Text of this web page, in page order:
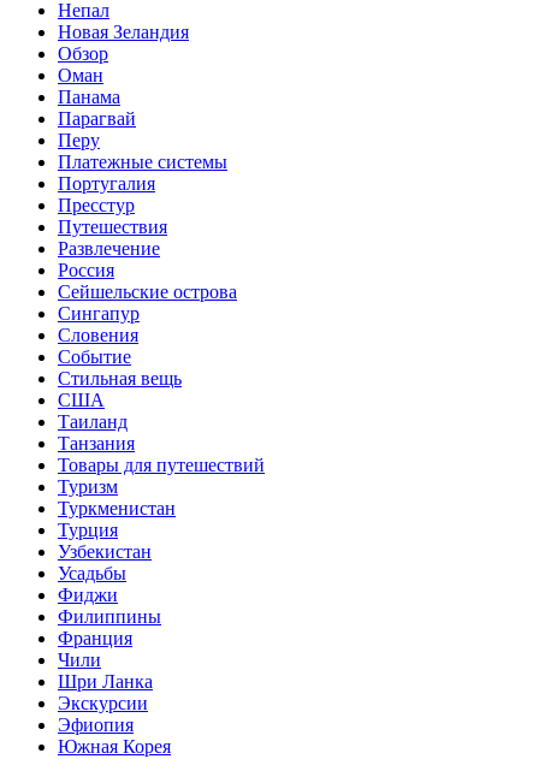
Непал
Новая Зеландия
Обзор
Оман
Панама
Парагвай
Перу
Платежные системы
Португалия
Пресстур
Путешествия
Развлечение
Россия
Сейшельские острова
Сингапур
Словения
Событие
Стильная вещь
США
Таиланд
Танзания
Товары для путешествий
Туризм
Туркменистан
Турция
Узбекистан
Усадьбы
Фиджи
Филиппины
Франция
Чили
Шри Ланка
Экскурсии
Эфиопия
Южная Корея